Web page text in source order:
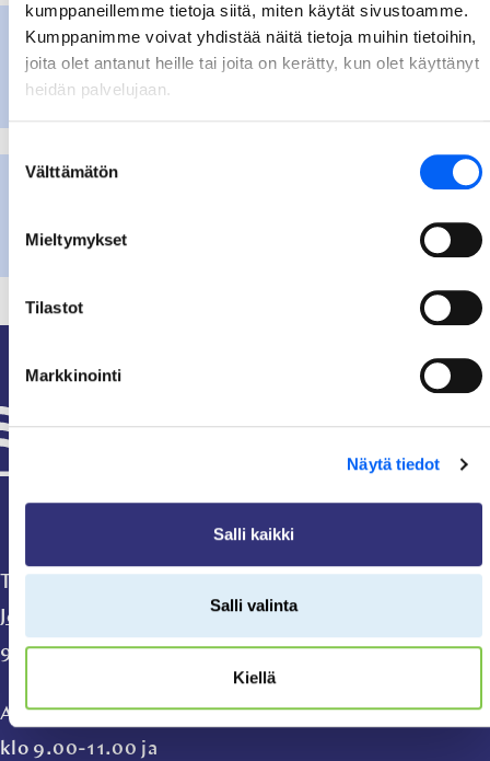
kumppaneillemme tietoja siitä, miten käytät sivustoamme.
Kumppanimme voivat yhdistää näitä tietoja muihin tietoihin,
joita olet antanut heille tai joita on kerätty, kun olet käyttänyt
heidän palvelujaan.
valinta
Välttämätön
Mieltymykset
Tilastot
Markkinointi
Näytä tiedot
Salli kaikki
Salli valinta
Kiellä
Monitoimitalon varaus
Taivalkosken kunta
Jokijärventie 2 A
93400 Taivalkoski
Avoinna ma-pe
klo 9.00-11.00 ja